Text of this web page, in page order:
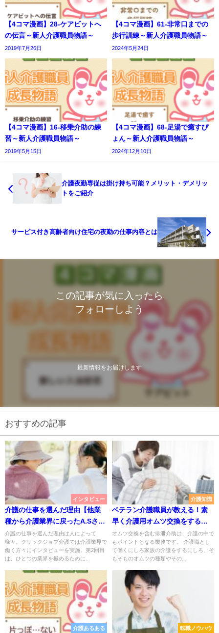
【4コマ漫画】28-ケアビットへ
の伝言～新人介護職員物語～
2019年7月26日
【4コマ漫画】61-非常口までの
歩行訓練～新人介護職員物語～
2024年5月24日
【4コマ漫画】16-移乗介助の練
習～新人介護職員物語～
2019年5月15日
【4コマ漫画】68-足湯で癒すぴ
ょん～新人介護職員物語～
2024年12月10日
介護夜勤専従は掛け持ち可能？メリット・デメリッ
トをご紹介
サービス付き高齢者向け住宅の夜勤の仕事内容とは
この記事が気に入ったら
フォローしよう
最新情報をお届けします
おすすめの記事
インタビュー
介護の仕事を選んだ理由【他業
種から介護業界に戻ったA.Sさ
ん】
介護の仕事を選んだ理由は人によって
様々。クリックジョブ介護では介護業界で
働く方々にインタビューを実施。第2回目
は、ひとつの業界を極めるために...
介護知識
ベテラン介護職員が教える！素
早く介護用オムツ交換をするた
めのコツ
オムツ交換を含む排泄介助は、介護の中で
もポイントとなる業務です。 介護職とし
て働くにしろ家族の介護をするにしろ、そ
もそものオムツの種類やその...
介護あるある 転職ノウハウ